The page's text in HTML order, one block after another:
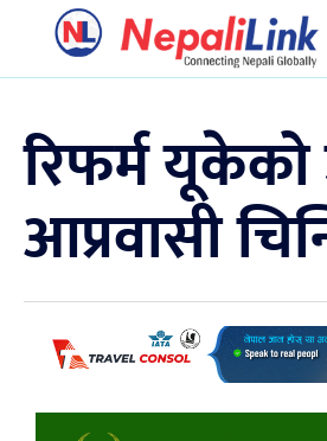
रिफर्म
आप्रवासी